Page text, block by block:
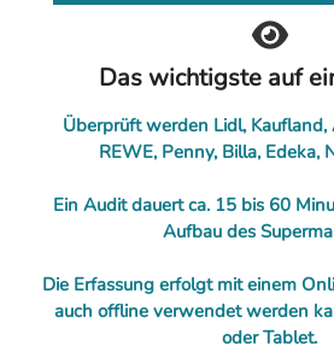
Das wichtigste auf
Überprüft werden Lidl, Kaufland,
REWE, Penny, Billa, Edeka,
Ein Audit dauert ca. 15 bis 60
Aufbau des
Die Erfassung erfolgt mit einem
auch offline verwendet werden
oder Tablet.